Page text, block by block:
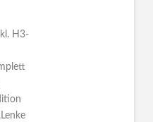
H3-